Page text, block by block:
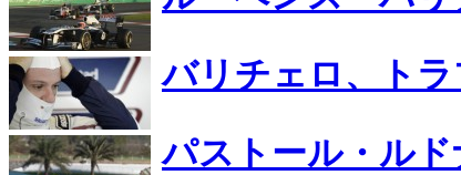
バリチェロ、ト
パストール・ルド